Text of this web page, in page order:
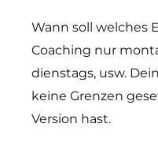
Wann soll welches
Coaching nur
dienstags, usw.
keine Grenzen
Version hast.